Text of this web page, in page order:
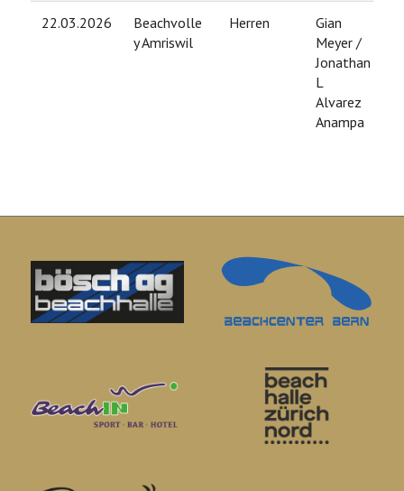
22.03.2026
Beachvolle
y Amriswil
Herren
Gian
Meyer /
Jonathan
L
Alvarez
Anampa